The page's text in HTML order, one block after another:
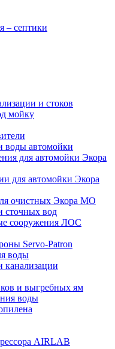
– септики
и стоков
мойку
воды автомойки
для автомойки Экора
для автомойки Экора
очистных Экора МО
сточных вод
сооружения ЛОС
Servo-Patron
воды
канализации
и выгребных ям
воды
AIRLAB